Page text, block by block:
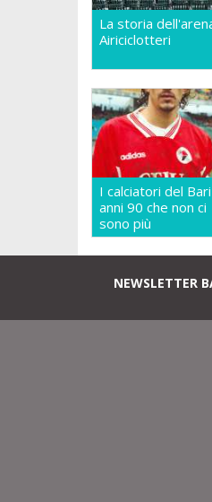
La storia
Airiciclotteri
I calciatori del Bari
anni 90 che non ci
sono più
NEWSLETTER